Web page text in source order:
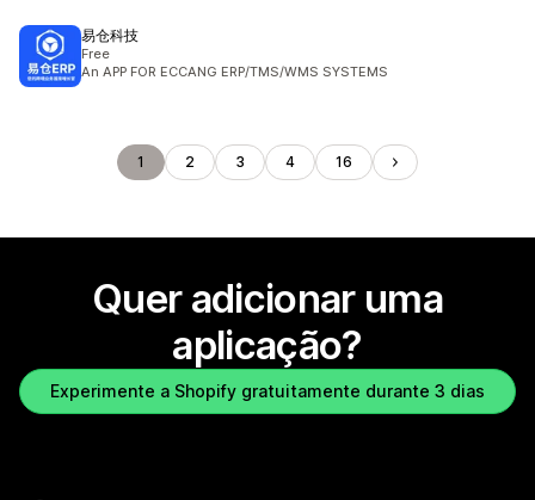
易仓科技
Free
An APP FOR ECCANG ERP/TMS/WMS SYSTEMS
1 2 3 4 16
Quer adicionar uma
aplicação?
Experimente a Shopify gratuitamente durante 3 dias